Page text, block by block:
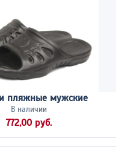
пляжные мужские
В наличии
772,00 руб.